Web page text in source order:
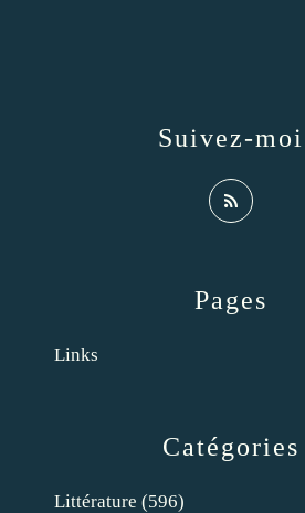
Catégories
Littérature (596)
Pages
Links
Suivez-moi